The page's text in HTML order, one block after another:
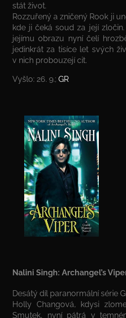
stát život.
Rozzuřený a zničený Rook ji
kde ji čeká soud za její
jejímu obrazu nyní čelí
jedinkrát za tisíce let svých
v nich probouzejí cit.
Vyšlo: 26. 9.; GR
Nalini Singh: Archangel’s
Desátý díl paranormální série
Holly Changová, kdysi
Smutek, nyní pátrá v